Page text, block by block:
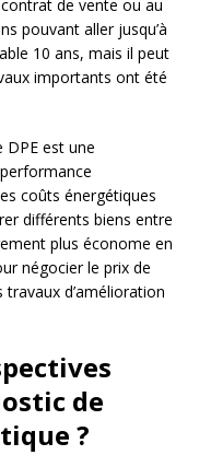
de vente ou au
pouvant aller jusqu’à
10 ans, mais il peut
importants ont été
DPE est une
coûts énergétiques
différents biens entre
plus économe en
négocier le prix de
d’amélioration
de
?